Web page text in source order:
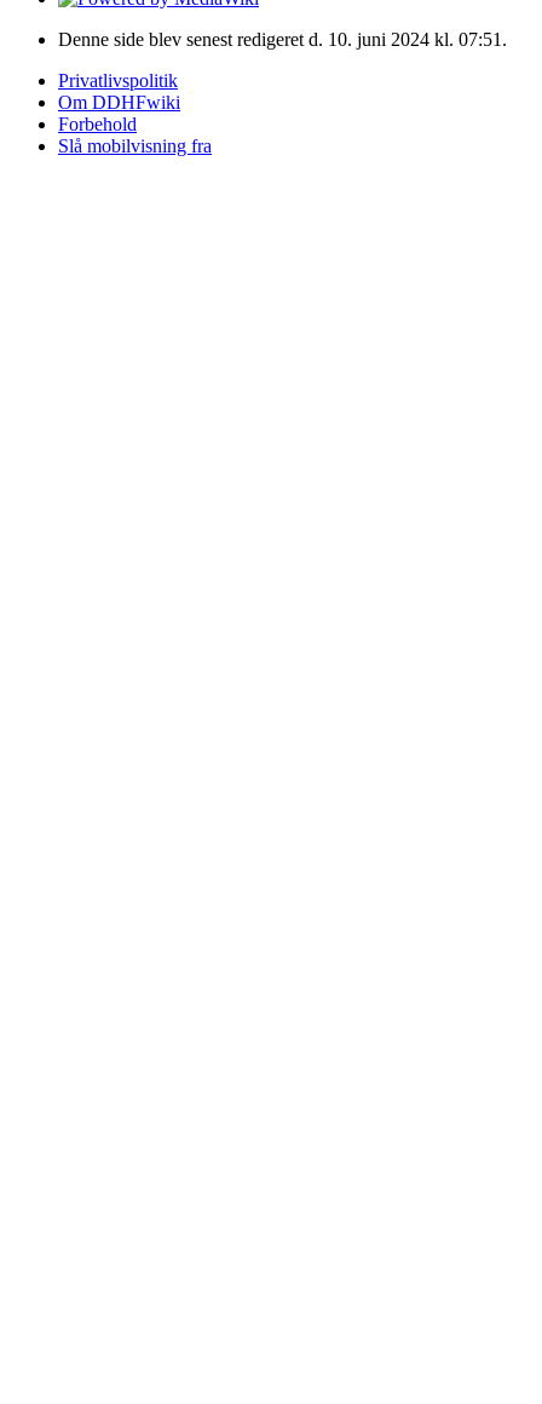
Denne side blev senest redigeret d. 10. juni 2024 kl. 07:51.
Privatlivspolitik
Om DDHFwiki
Forbehold
Slå mobilvisning fra